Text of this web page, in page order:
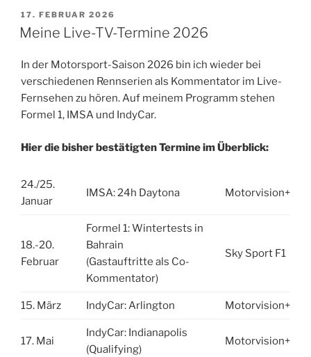
VERÖFFENTLICHT
AM
17. FEBRUAR 2026
Meine Live-TV-Termine 2026
In der Motorsport-Saison 2026 bin ich wieder bei
verschiedenen Rennserien als Kommentator im Live-
Fernsehen zu hören. Auf meinem Programm stehen
Formel 1, IMSA und IndyCar.
Hier die bisher bestätigten Termine im Überblick:
24./25.
Januar
IMSA: 24h Daytona Motorvision+
18.-20.
Februar
Formel 1: Wintertests in
Bahrain
(Gastauftritte als Co-
Kommentator)
Sky Sport F1
15. März IndyCar: Arlington Motorvision+
17. Mai
IndyCar: Indianapolis
(Qualifying)
Motorvision+